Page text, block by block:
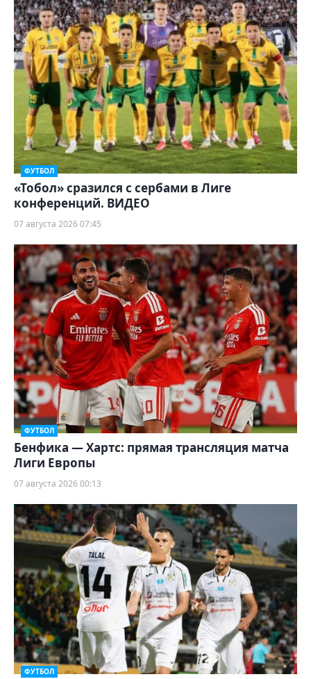
ФУТБОЛ
«Тобол» сразился с сербами в Лиге
конференций. ВИДЕО
07 августа 2026 07:45
ФУТБОЛ
Бенфика — Хартс: прямая трансляция матча
Лиги Европы
07 августа 2026 00:13
ФУТБОЛ